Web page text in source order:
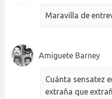
Maravilla de
Amiguete Barney
Cuánta sensatez
extraña que